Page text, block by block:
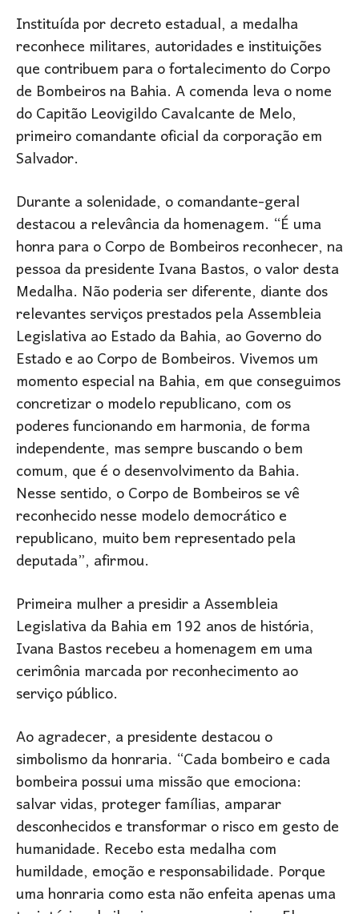
Instituída por decreto estadual, a medalha
reconhece militares, autoridades e instituições
que contribuem para o fortalecimento do Corpo
de Bombeiros na Bahia. A comenda leva o nome
do Capitão Leovigildo Cavalcante de Melo,
primeiro comandante oficial da corporação em
Salvador.
Durante a solenidade, o comandante-geral
destacou a relevância da homenagem. “É uma
honra para o Corpo de Bombeiros reconhecer, na
pessoa da presidente Ivana Bastos, o valor desta
Medalha. Não poderia ser diferente, diante dos
relevantes serviços prestados pela Assembleia
Legislativa ao Estado da Bahia, ao Governo do
Estado e ao Corpo de Bombeiros. Vivemos um
momento especial na Bahia, em que conseguimos
concretizar o modelo republicano, com os
poderes funcionando em harmonia, de forma
independente, mas sempre buscando o bem
comum, que é o desenvolvimento da Bahia.
Nesse sentido, o Corpo de Bombeiros se vê
reconhecido nesse modelo democrático e
republicano, muito bem representado pela
deputada”, afirmou.
Primeira mulher a presidir a Assembleia
Legislativa da Bahia em 192 anos de história,
Ivana Bastos recebeu a homenagem em uma
cerimônia marcada por reconhecimento ao
serviço público.
Ao agradecer, a presidente destacou o
simbolismo da honraria. “Cada bombeiro e cada
bombeira possui uma missão que emociona:
salvar vidas, proteger famílias, amparar
desconhecidos e transformar o risco em gesto de
humanidade. Recebo esta medalha com
humildade, emoção e responsabilidade. Porque
uma honraria como esta não enfeita apenas uma